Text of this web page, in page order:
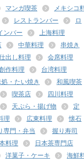
マンガ喫茶
メキシコ
レストランバー
ロ
ンバー
上海料理
中華料理
串焼き
出し料理
会席料理
作料理
台湾料理
・たい焼き
和風喫茶
喫茶店
四川料理
天ぷら・揚げ物
定
理 広東料理
懐石
専門・弁当
握り寿司
料理
日本茶専門店
洋菓子・ケーキ
海鮮